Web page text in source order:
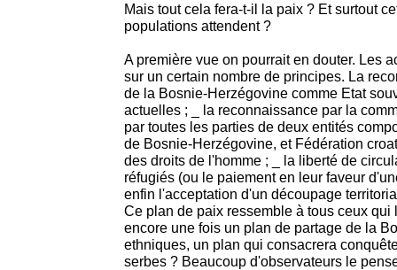
Mais tout cela fera-t-il la paix ? Et surtout
populations attendent ?
A première vue on pourrait en douter. Les
sur un certain nombre de principes. La
de la Bosnie-Herzégovine comme Etat
actuelles ; _ la reconnaissance par la
par toutes les parties de deux entités
de Bosnie-Herzégovine, et Fédération
des droits de l'homme ; _ la liberté de
réfugiés (ou le paiement en leur faveur
enfin l'acceptation d'un découpage
Ce plan de paix ressemble à tous ceux qui
encore une fois un plan de partage de la
ethniques, un plan qui consacrera
serbes ? Beaucoup d'observateurs le